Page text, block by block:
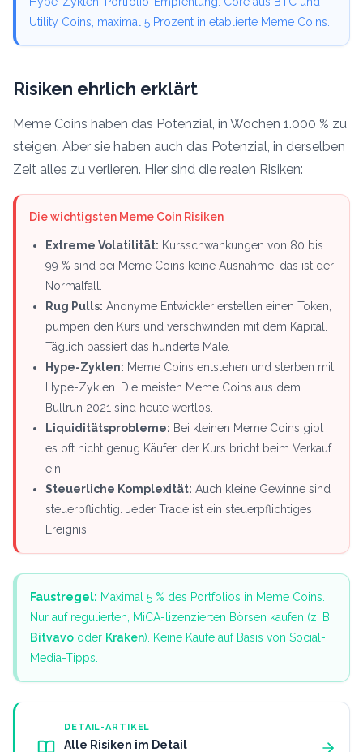
Utility Coins, maximal 5 Prozent in etablierte Meme Coins.
Risiken ehrlich erklärt
Meme Coins haben das Potenzial, in Wochen 1.000 % zu
steigen. Aber sie haben auch das Potenzial, in derselben
Zeit alles zu verlieren. Hier sind die realen Risiken:
Die wichtigsten Meme Coin Risiken
Extreme Volatilität: Kursschwankungen von 80 bis
99 % sind bei Meme Coins keine Ausnahme, das ist der
Normalfall.
Rug Pulls: Anonyme Entwickler erstellen einen Token,
pumpen den Kurs und verschwinden mit dem Kapital.
Täglich passiert das hunderte Male.
Hype-Zyklen: Meme Coins entstehen und sterben mit
Hype-Zyklen. Die meisten Meme Coins aus dem
Bullrun 2021 sind heute wertlos.
Liquiditätsprobleme: Bei kleinen Meme Coins gibt
es oft nicht genug Käufer, der Kurs bricht beim Verkauf
ein.
Steuerliche Komplexität: Auch kleine Gewinne sind
steuerpflichtig. Jeder Trade ist ein steuerpflichtiges
Ereignis.
Faustregel: Maximal 5 % des Portfolios in Meme Coins.
Nur auf regulierten, MiCA-lizenzierten Börsen kaufen (z. B.
Bitvavo oder Kraken). Keine Käufe auf Basis von Social-
Media-Tipps.
DETAIL-ARTIKEL
Alle Risiken im Detail